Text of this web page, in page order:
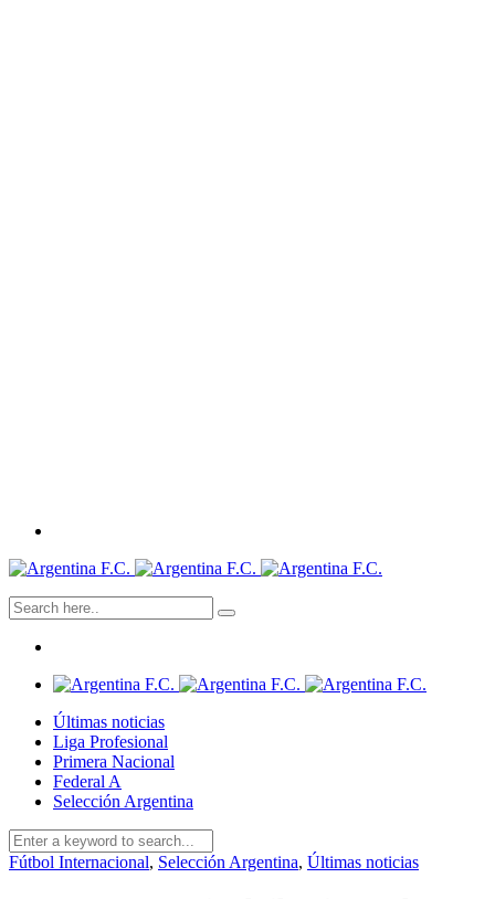
Últimas noticias
Liga Profesional
Primera Nacional
Federal A
Selección Argentina
Fútbol Internacional, Selección Argentina, Últimas noticias